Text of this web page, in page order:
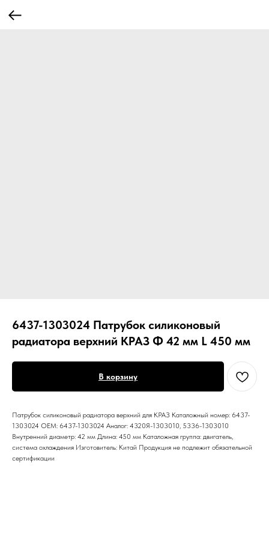
6437-1303024 Патрубок силиконовый
радиатора верхний КРАЗ Ф 42 мм L 450 мм
В корзину
Патрубок силиконовый радиатора верхний для КРАЗ Каталожный номер: 6437-
1303024 ОЕМ: 6437-1303024 Аналог: 4320Я-1303010, 5336-1303010
Внутренний диаметр: 42 мм Длина: 450 мм Каталожная группа: двигатель,
система охлаждения Изготовитель: Китай Продукция не подлежит обязательной
сертификации